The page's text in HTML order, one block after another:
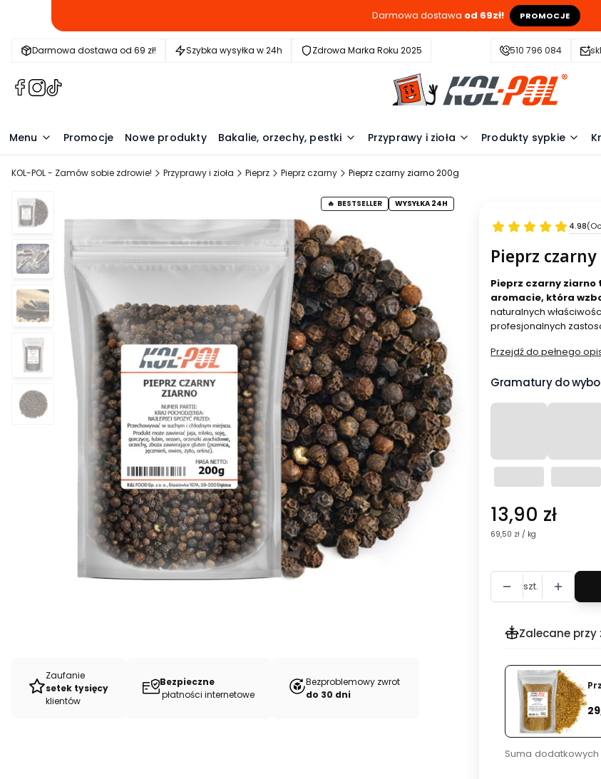
Darmowa dostawa od 69zł! PROMOCJE
Darmowa dostawa od 69 zł! Szybka wysyłka w 24h Zdrowa Marka Roku 2025 510 796 084
(Otwiera
nowej
karcie)
(Otwiera
nowej
karcie)
(Otwiera
nowej
karcie)
Menu Promocje Nowe produkty Bakalie, orzechy, pestki Przyprawy i zioła Produkty sypkie
KOL-POL - Zamów sobie zdrowie! Przyprawy i zioła Pieprz Pieprz czarny Pieprz czarny ziarno 200g
Zaufanie
setek tysięcy
klientów
Bezpieczne
płatności internetowe
Bezproblemowy zwrot
do 30 dni
BESTSELLER WYSYŁKA 24H
4.98
Pieprz
Pieprz czarny ziarno
aromacie, która
naturalnych
profesjonalnych
Przejdź do pełnego
Gramatury do
Cena
13,90 zł
69,50 zł / kg
szt.
Zalecane przy
Suma